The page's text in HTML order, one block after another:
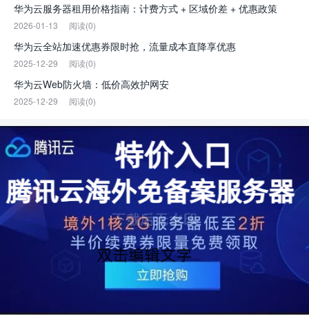
华为云服务器租用价格指南：计费方式 + 区域价差 + 优惠政策
2026-01-13 阅读(0)
华为云全站加速优惠券限时抢，流量成本直降享优惠
2025-12-29 阅读(0)
华为云Web防火墙：低价高效护网安
2025-12-29 阅读(0)